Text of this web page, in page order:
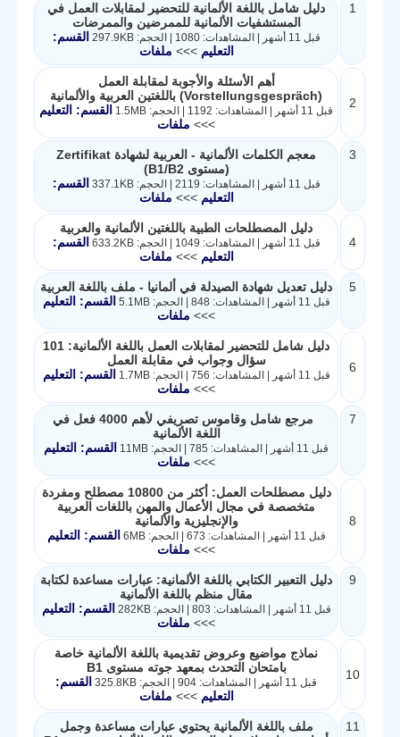
1
دليل شامل باللغة الألمانية للتحضير لمقابلات العمل في
المستشفيات الألمانية للممرضين والممرضات
قبل 11 أشهر | المشاهدات: 1080 | الحجم: 297.9KB
القسم:
التعليم>>> ملفات
2
أهم الأسئلة والأجوبة لمقابلة العمل
(Vorstellungsgespräch) باللغتين العربية والألمانية
قبل 11 أشهر | المشاهدات: 1192 | الحجم: 1.5MB
القسم: التعليم
>>> ملفات
3
معجم الكلمات الألمانية - العربية لشهادة Zertifikat
(مستوى B1/B2)
قبل 11 أشهر | المشاهدات: 2119 | الحجم: 337.1KB
القسم:
التعليم>>> ملفات
4
دليل المصطلحات الطبية باللغتين الألمانية والعربية
قبل 11 أشهر | المشاهدات: 1049 | الحجم: 633.2KB
القسم:
التعليم>>> ملفات
5 دليل تعديل شهادة الصيدلة في ألمانيا - ملف باللغة العربية
قبل 11 أشهر | المشاهدات: 848 | الحجم: 5.1MB
القسم: التعليم
>>> ملفات
6
دليل شامل للتحضير لمقابلات العمل باللغة الألمانية: 101
سؤال وجواب في مقابلة العمل
قبل 11 أشهر | المشاهدات: 756 | الحجم: 1.7MB
القسم: التعليم
>>> ملفات
7
مرجع شامل وقاموس تصريفي لأهم 4000 فعل في
اللغة الألمانية
قبل 11 أشهر | المشاهدات: 785 | الحجم: 11MB
القسم: التعليم
>>> ملفات
8
دليل مصطلحات العمل: أكثر من 10800 مصطلح ومفردة
متخصصة في مجال الأعمال والمهن باللغات العربية
والإنجليزية والألمانية
قبل 11 أشهر | المشاهدات: 673 | الحجم: 6MB
القسم: التعليم
>>> ملفات
9
دليل التعبير الكتابي باللغة الألمانية: عبارات مساعدة لكتابة
مقال منظم باللغة الألمانية
قبل 11 أشهر | المشاهدات: 803 | الحجم: 282KB
القسم: التعليم
>>> ملفات
10
نماذج مواضيع وعروض تقديمية باللغة الألمانية خاصة
بامتحان التحدث بمعهد جوته مستوى B1
قبل 11 أشهر | المشاهدات: 904 | الحجم: 325.8KB
القسم:
التعليم>>> ملفات
11
ملف باللغة الألمانية يحتوي عبارات مساعدة وجمل